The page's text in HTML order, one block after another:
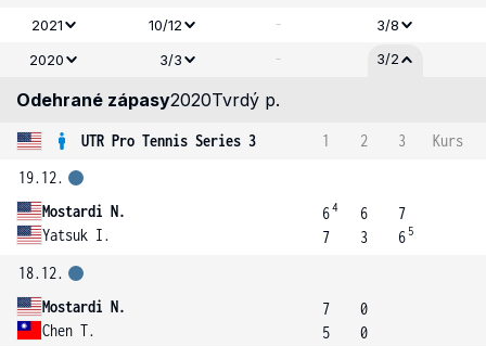
2021
10/12 - 3/8
2020
3/3 - 3/2
Odehrané zápasy2020Tvrdý p.
UTR Pro Tennis Series 3 1 2 3
Kurs
19.12.
Mostardi N.
Yatsuk I.
64
7
6
3
7
6 5
18.12.
Mostardi N.
Chen T.
7
5
0
0